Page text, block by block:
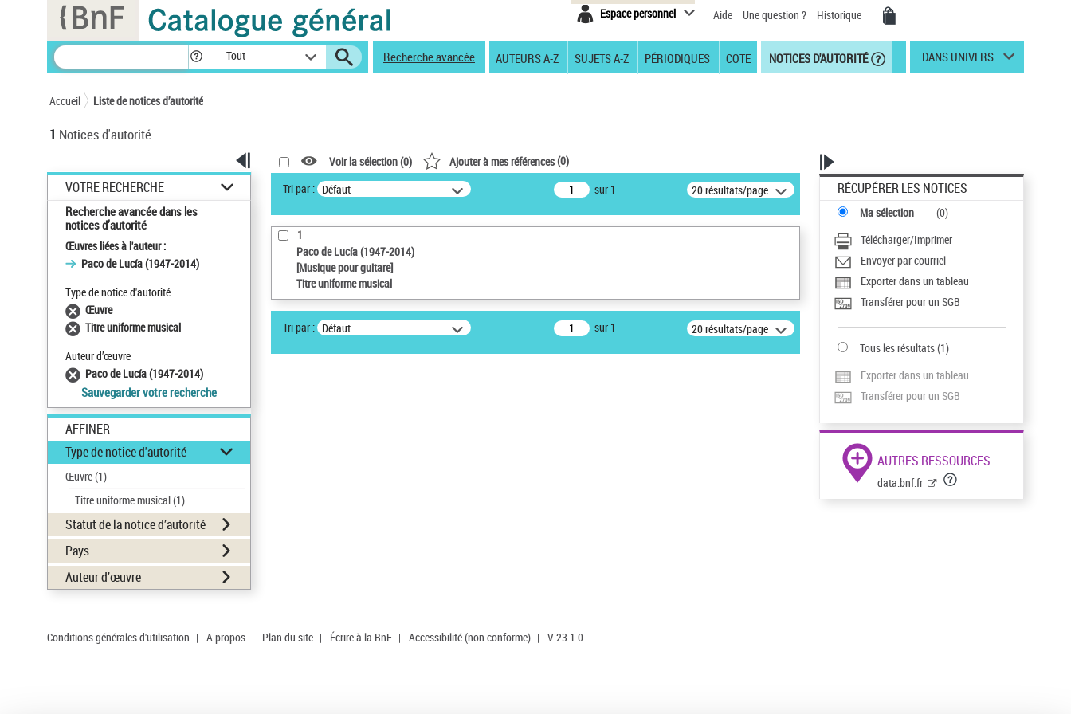
Espace personnel Aide Une question ? Historique
Tout Recherche avancée AUTEURS A-Z SUJETS A-Z PÉRIODIQUES COTE NOTICES D'AUTORITÉ DANS UNIVERS
Accueil Liste de notices d’autorité
1 Notices d'autorité
VOTRE RECHERCHE
Recherche avancée dans les
notices d’autorité
Œuvres liées à l'auteur :
Paco de Lucía (1947-2014)
Type de notice d'autorité
Œuvre
Titre uniforme musical
Auteur d’œuvre
Paco de Lucía (1947-2014)
Sauvegarder votre recherche
AFFINER
Type de notice d'autorité
Œuvre(1)
Titre uniforme musical(1)
Statut de la notice d’autorité
Pays
Auteur d’œuvre
Voir la sélection (0) Ajouter à mes références(0)
Tri par : Défaut sur 1 20 résultats/page
1
Paco de Lucía (1947-2014)
[Musique pour guitare]
Titre uniforme musical
Tri par : Défaut sur 1 20 résultats/page
RÉCUPÉRER LES NOTICES
Ma sélection (0)
Télécharger/Imprimer
Envoyer par courriel
Exporter dans un tableau
Transférer pour un SGB
Tous les résultats(1)
Exporter dans un tableau
Transférer pour un SGB
AUTRES RESSOURCES
data.bnf.fr
Conditions générales d'utilisation | A propos | Plan du site | Écrire à la BnF | Accessibilité (non conforme) | V 23.1.0
Panneau de gestion des cookies